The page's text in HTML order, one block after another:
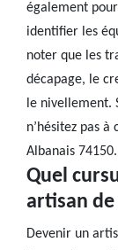
également
identifier les
noter que les
décapage, le
le nivellement.
n’hésitez pas
Albanais 74150.
Quel
artisan
Devenir un